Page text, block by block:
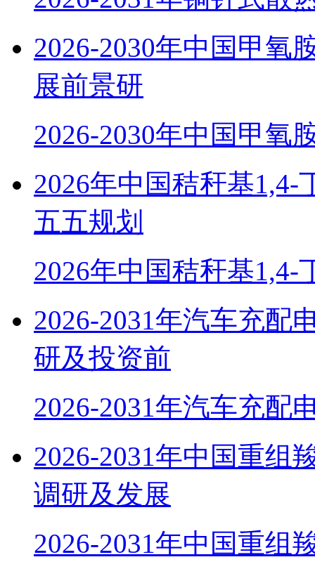
2026-2030年中国甲氧
展前景研
2026-2030年中国甲氧
2026年中国秸秆基1,4-
五五规划
2026年中国秸秆基1,4-
2026-2031年汽车充配
研及投资前
2026-2031年汽车充配
2026-2031年中国重组
调研及发展
2026-2031年中国重组